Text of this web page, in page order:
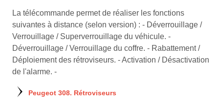
La télécommande permet de réaliser les fonctions
suivantes à distance (selon version) : - Déverrouillage /
Verrouillage / Superverrouillage du véhicule. -
Déverrouillage / Verrouillage du coffre. - Rabattement /
Déploiement des rétroviseurs. - Activation / Désactivation
de l'alarme. -
Peugeot 308. Rétroviseurs